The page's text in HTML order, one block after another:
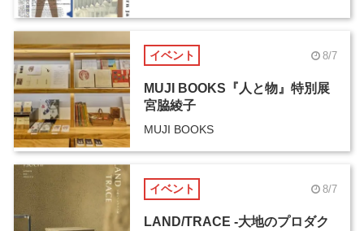
イベント 8/7
MUJI BOOKS『人と物』特別展
宮脇綾子
MUJI BOOKS
イベント 8/7
LAND/TRACE -大地のプロダク